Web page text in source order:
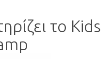
το Kids